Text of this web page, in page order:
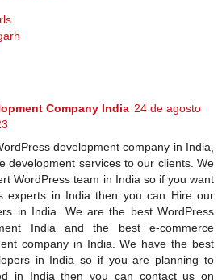
Company India 24 de agosto
development company in India,
development services to our clients. We
WordPress team in India so if you want
experts in India then you can Hire our
in India. We are the best WordPress
India and the best e-commerce
company in India. We have the best
in India so if you are planning to
in India then you can contact us on